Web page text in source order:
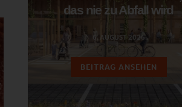
das nie zu Abfall wird
6. AUGUST 2026
BEITRAG ANSEHEN